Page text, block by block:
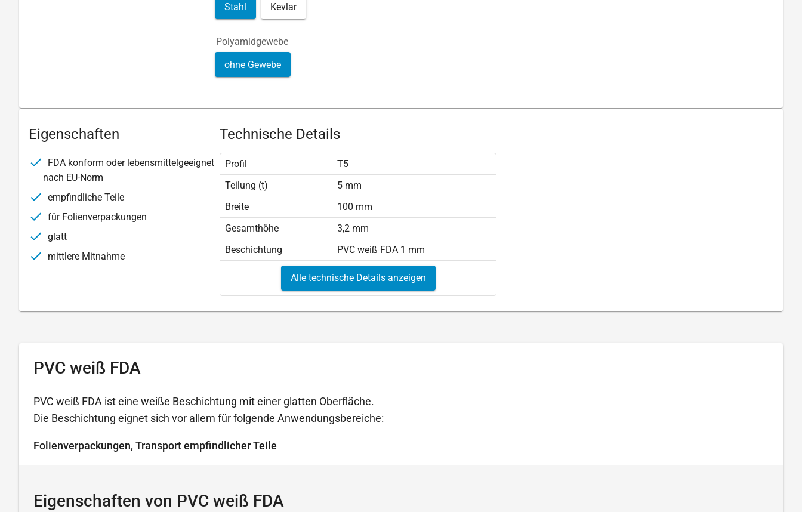
Stahl Kevlar
Polyamidgewebe
ohne Gewebe
Eigenschaften
FDA konform oder lebensmittelgeeignet
nach EU-Norm
empfindliche Teile
für Folienverpackungen
glatt
mittlere Mitnahme
Technische Details
Profil
T5
Teilung (t)
5 mm
Breite
100 mm
Gesamthöhe
3,2 mm
Beschichtung
PVC weiß FDA 1 mm
Alle technische Details anzeigen
PVC weiß FDA
PVC weiß FDA ist eine weiße Beschichtung mit einer glatten Oberfläche.
Die Beschichtung eignet sich vor allem für folgende Anwendungsbereiche:
Folienverpackungen, Transport empfindlicher Teile
Eigenschaften von PVC weiß FDA